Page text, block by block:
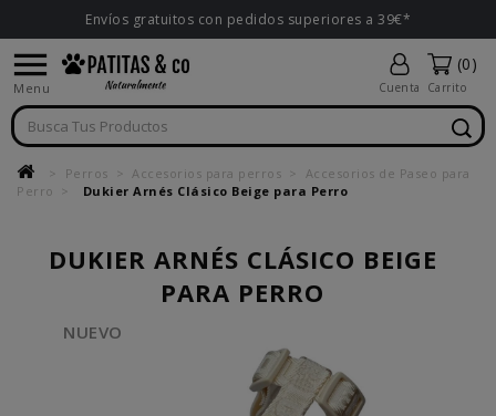
Envíos gratuitos con pedidos superiores a 39€*

Menu Cuenta
(0)
Carrito
Perros Accesorios para perros
Accesorios de Paseo para
Perro
Dukier Arnés Clásico Beige para Perro
DUKIER ARNÉS CLÁSICO BEIGE
PARA PERRO
NUEVO